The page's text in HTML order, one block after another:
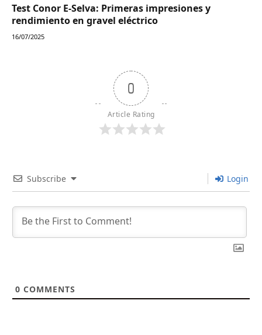
Test Conor E-Selva: Primeras impresiones y
rendimiento en gravel eléctrico
16/07/2025
0
Article Rating
Subscribe Login
0 COMMENTS